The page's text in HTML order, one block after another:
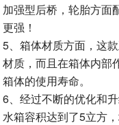
加强型后桥，轮胎方面
更强！
5、箱体材质方面，这
材质，而且在箱体内部
箱体的使用寿命。
6、经过不断的优化和
水箱容积达到了5立方